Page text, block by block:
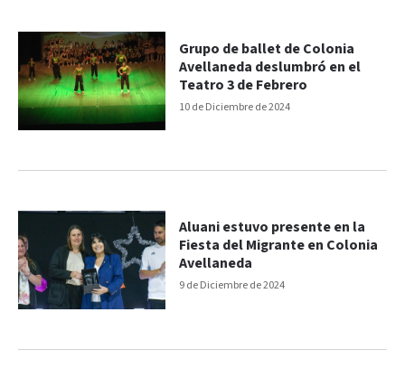
10 de Diciembre de 2024
Grupo de ballet de Colonia
Avellaneda deslumbró en el
Teatro 3 de Febrero
9 de Diciembre de 2024
Aluani estuvo presente en la
Fiesta del Migrante en Colonia
Avellaneda